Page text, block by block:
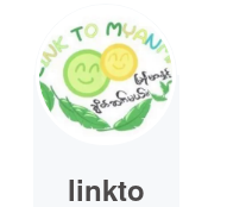
linkto